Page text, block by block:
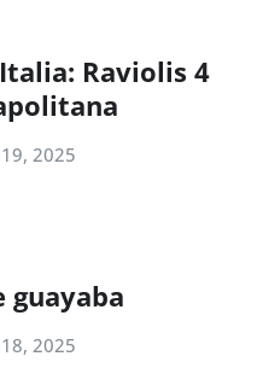
Raviolis 4
2025
guayaba
2025